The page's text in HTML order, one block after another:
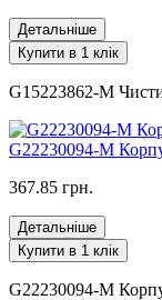
Детальніше
Купити в 1 клік
G15223862-M
G22230094-M
367.85 грн.
Детальніше
Купити в 1 клік
G22230094-M